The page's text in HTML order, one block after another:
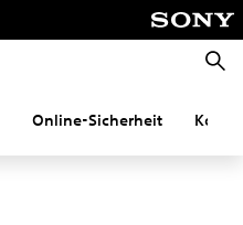
Online-Sicherheit